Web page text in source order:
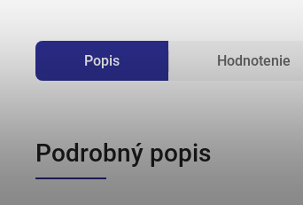
Popis Hodnotenie
Podrobný popis